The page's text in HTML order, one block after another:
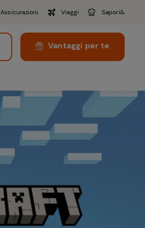
Assicurazioni Viaggi Sapori&
Vantaggi per te